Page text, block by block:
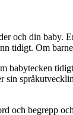
och din baby.
tidigt. Om
babytecken
sin
och begrepp